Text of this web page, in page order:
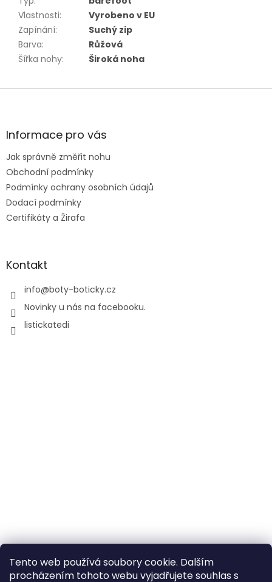
Tento web používá soubory cookie. Dalším
procházením tohoto webu vyjadřujete souhlas s
Vlastnosti:
Vyrobeno v EU
Zapínání:
Suchý zip
Barva:
Růžová
Šířka nohy: Široká noha
Z
aInformace pro vás
Jak správně změřit nohu
Obchodní podmínky
Podmínky ochrany osobních údajů
Dodací podmínky
Certifikáty a Žirafa
Kontakt
info@boty-boticky.cz
Novinky u nás na facebooku.
listickatedi